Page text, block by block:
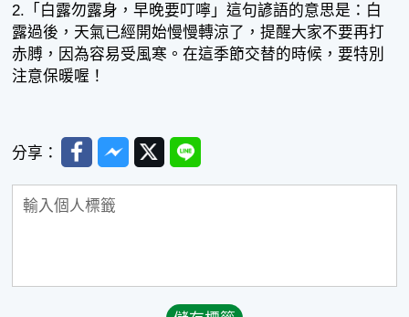
2.「白露勿露身，早晚要叮嚀」這句諺語的意思是：白
露過後，天氣已經開始慢慢轉涼了，提醒大家不要再打
赤膊，因為容易受風寒。在這季節交替的時候，要特別
注意保暖喔！
分享： FacebookMessenger
TwitterLine